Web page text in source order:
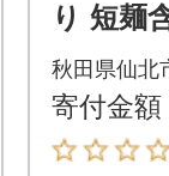
り 短麺
ん
d-
秋田県仙北
寄付金額